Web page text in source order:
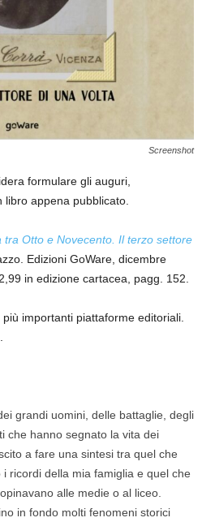
Screenshot
formulare gli auguri,
libro appena pubblicato.
tra Otto e Novecento. Il terzo settore
Edizioni GoWare, dicembre
in edizione cartacea, pagg. 152.
più importanti piattaforme editoriali.
grandi uomini, delle battaglie, degli
che hanno segnato la vita dei
a fare una sintesi tra quel che
ricordi della mia famiglia e quel che
alle medie o al liceo.
in fondo molti fenomeni storici